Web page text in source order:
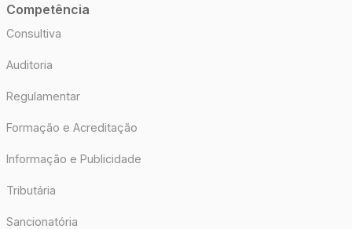
Competência
Consultiva
Auditoria
Regulamentar
Formação e Acreditação
Informação e Publicidade
Tributária
Sancionatória